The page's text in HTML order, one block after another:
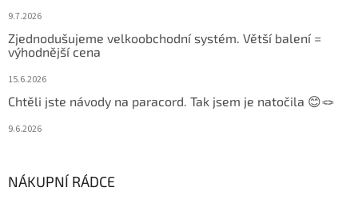
9.7.2026
Zjednodušujeme velkoobchodní systém. Větší balení =
výhodnější cena
15.6.2026
Chtěli jste návody na paracord. Tak jsem je natočila 😊🪢
9.6.2026
NÁKUPNÍ RÁDCE